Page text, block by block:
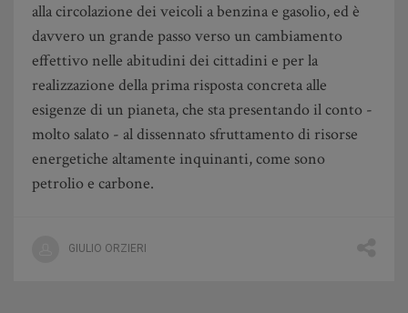
alla circolazione dei veicoli a benzina e gasolio, ed è
davvero un grande passo verso un cambiamento
effettivo nelle abitudini dei cittadini e per la
realizzazione della prima risposta concreta alle
esigenze di un pianeta, che sta presentando il conto -
molto salato - al dissennato sfruttamento di risorse
energetiche altamente inquinanti, come sono
petrolio e carbone.
GIULIO ORZIERI